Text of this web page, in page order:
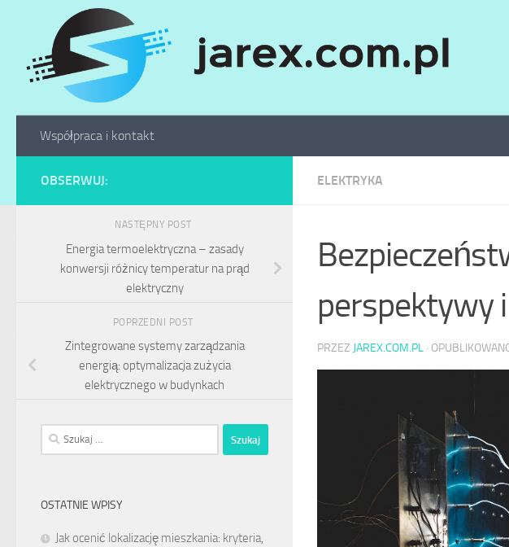
Skip to content
Współpraca i kontakt
ELEKTRYKA
perspektywy
PRZEZ JAREX.COM.PL ·
OBSERWUJ:
NASTĘPNY POST
Energia termoelektryczna – zasady
konwersji różnicy temperatur na prąd
elektryczny
POPRZEDNI POST
Zintegrowane systemy zarządzania
energią: optymalizacja zużycia
elektrycznego w budynkach
Szukaj:
OSTATNIE WPISY
Jak ocenić lokalizację mieszkania: kryteria,